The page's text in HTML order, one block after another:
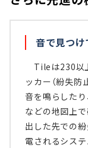
音で見つ
Tileは230以
ッカー（紛失防
音を鳴らした
などの地図上
出した先での
電されるシス